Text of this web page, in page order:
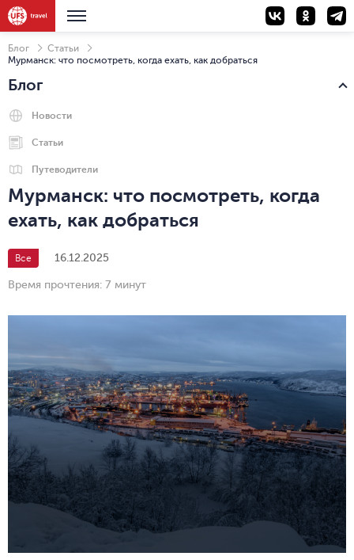
Блог
Статьи
Мурманск: что посмотреть, когда ехать, как добраться
Блог
Новости
Статьи
Путеводители
Мурманск: что посмотреть, когда
ехать, как добраться
Все 16.12.2025
Время прочтения: 7 минут